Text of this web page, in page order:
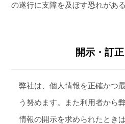
の遂行に支障を及ぼす恐れがある
開示・訂
弊社は、個人情報を正確かつ
う努めます。また利用者から
情報の開示を求められたとき